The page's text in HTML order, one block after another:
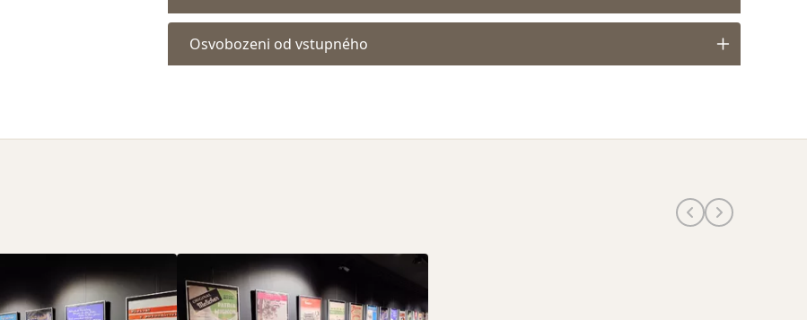
Osvobozeni od vstupného